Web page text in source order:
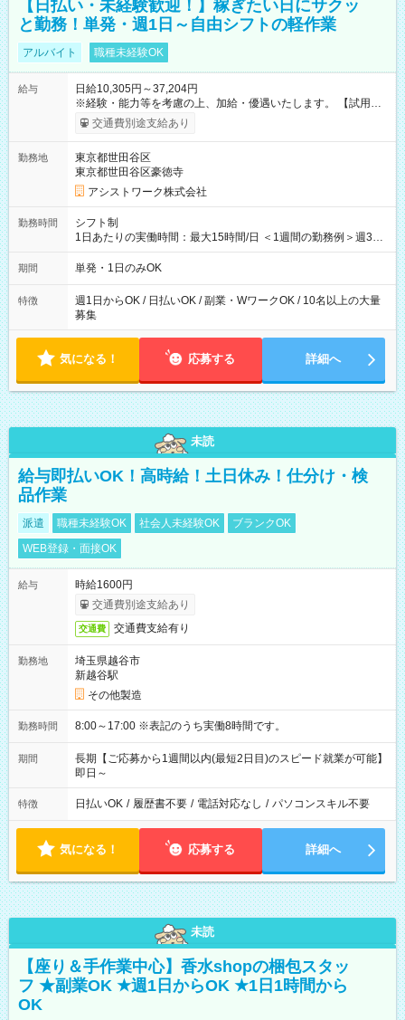
【日払い・未経験歓迎！】稼ぎたい日にサクッ
と勤務！単発・週1日～自由シフトの軽作業
アルバイト 職種未経験OK
給与
日給10,305円～37,204円
※経験・能力等を考慮の上、加給・優遇いたします。 【試用期
間】試用期間なし
交通費別途支給あり
勤務地
東京都世田谷区
東京都世田谷区豪徳寺
アシストワーク株式会社
勤務時間
シフト制
1日あたりの実働時間：最大15時間/日 ＜1週間の勤務例＞週3回
勤務 勤務：月・水・金 休み：火・木・土・日 好きな時にお仕事
可能です！ ※1日あたりの最大実働時間は日勤、夜勤共に勤務し
期間 単発・1日のみOK
特徴
週1日からOK / 日払いOK / 副業・WワークOK / 10名以上の大量
募集
気になる！ 応募する 詳細へ
未読
給与即払いOK！高時給！土日休み！仕分け・検
品作業
派遣 職種未経験OK 社会人未経験OK
ブランクOK
WEB登録・面接OK
給与
時給1600円
交通費別途支給あり
交通費 交通費支給有り
勤務地
埼玉県越谷市
新越谷駅
その他製造
勤務時間 8:00～17:00 ※表記のうち実働8時間です。
期間
長期【ご応募から1週間以内(最短2日目)のスピード就業が可能】
即日～
特徴 日払いOK / 履歴書不要 / 電話対応なし / パソコンスキル不要
気になる！ 応募する 詳細へ
未読
【座り＆手作業中心】香水shopの梱包スタッ
フ ★副業OK ★週1日からOK ★1日1時間から
OK